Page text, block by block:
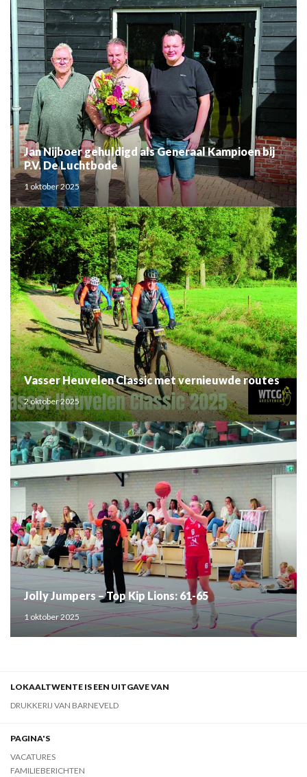
Jan Nijboer gehuldigd als Generaal Kampioen bij
P.V. De Luchtbode
1 oktober 2025
Vasser Heuvelen Classic met vernieuwde routes
2 oktober 2025
Jolly Jumpers – Top Kip Lions: 61-65
1 oktober 2025
LOKAALTWENTE IS EEN UITGAVE VAN
DRUKKERIJ VAN BARNEVELD
PAGINA'S
VACATURES
FAMILIEBERICHTEN